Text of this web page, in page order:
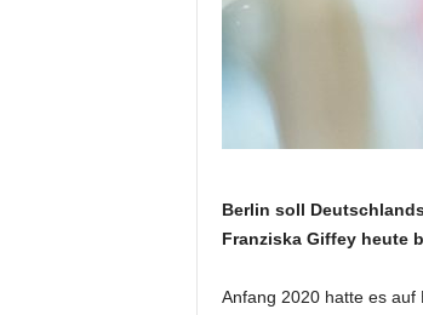
Berlin soll
Franziska Giffey heute
Anfang 2020 hatte es auf